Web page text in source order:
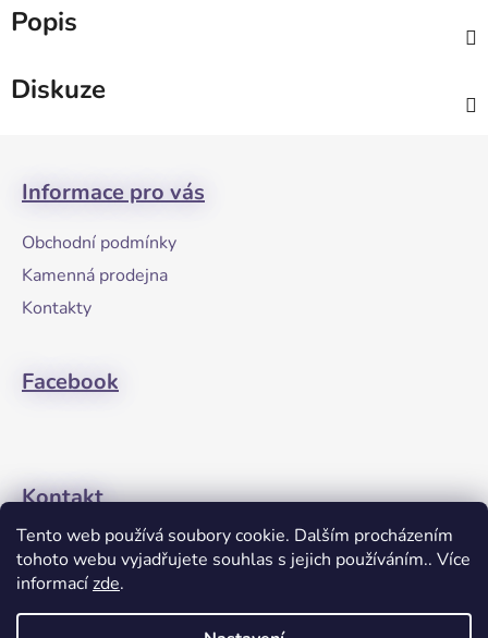
Tento web používá soubory cookie. Dalším procházením
tohoto webu vyjadřujete souhlas s jejich používáním.. Více
informacízde.
Popis
Diskuze
Informace pro vás
Obchodní podmínky
Kamenná prodejna
Kontakty
Facebook
Kontakt
+420608274762